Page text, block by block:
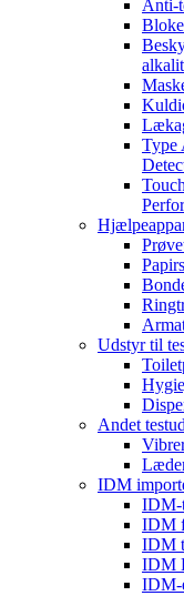
Anti-
Type
Udstyr til
Andet
IDM
IDM-
IDM
IDM
IDM
IDM-